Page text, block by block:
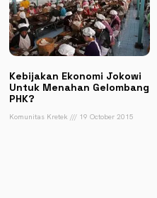
Kebijakan Ekonomi Jokowi
Untuk Menahan Gelombang
PHK?
Komunitas Kretek 19 October 2015